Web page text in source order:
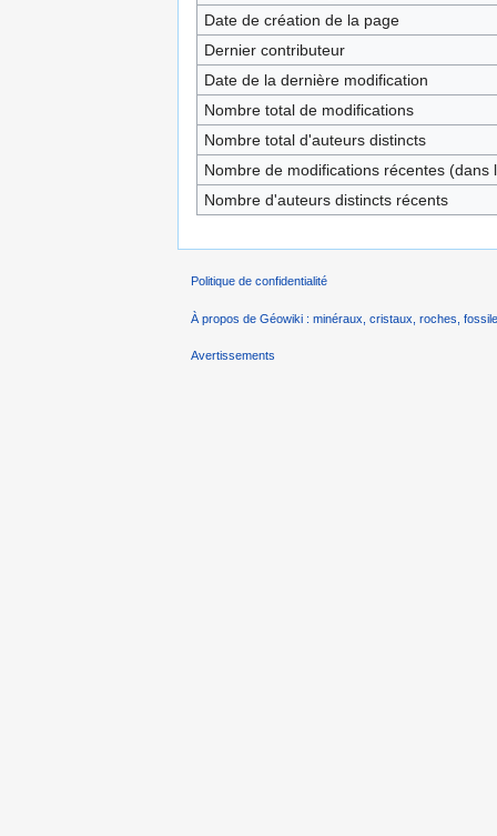
Date de création de la page
Dernier contributeur
Date de la dernière modification
Nombre total de modifications
Nombre total d'auteurs distincts
Nombre de modifications récentes (dans
Nombre d'auteurs distincts récents
Politique de confidentialité
À propos de Géowiki : minéraux, cristaux, roches,
Avertissements